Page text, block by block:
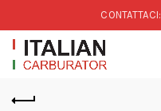
CONTATTACI: